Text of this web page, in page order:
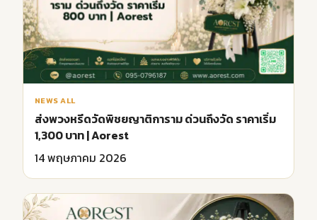
NEWS ALL
ส่งพวงหรีดวัดพิชยญาติการาม ด่วนถึงวัด ราคาเริ่ม
1,300 บาท | Aorest
14 พฤษภาคม 2026